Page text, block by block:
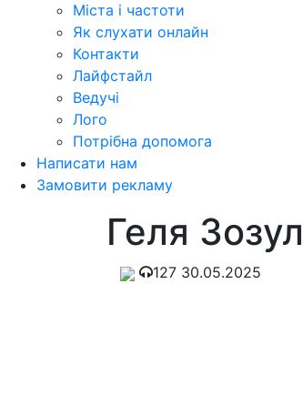
Міста і частоти
Як слухати онлайн
Контакти
Лайфстайл
Ведучі
Лого
Потрібна допомога
Написати нам
Замовити рекламу
Геля
127 30.05.2025